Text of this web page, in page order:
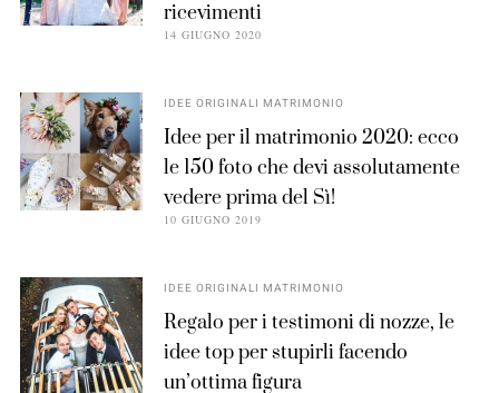
ricevimenti
14 GIUGNO 2020
IDEE ORIGINALI MATRIMONIO
Idee per il matrimonio 2020: ecco
le 150 foto che devi assolutamente
vedere prima del Sì!
10 GIUGNO 2019
IDEE ORIGINALI MATRIMONIO
Regalo per i testimoni di nozze, le
idee top per stupirli facendo
un’ottima figura